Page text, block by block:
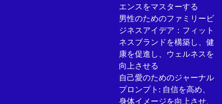
エンスをマスターする
男性のためのファミリービ
ジネスアイデア：フィット
ネスブランドを構築し、健
康を促進し、ウェルネスを
向上させる
自己愛のためのジャーナル
プロンプト: 自信を高め、
身体イメージを向上させ、